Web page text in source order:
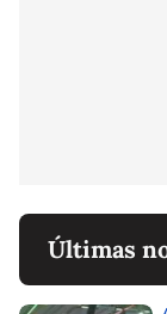
Últimas